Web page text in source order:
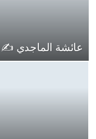
عائشة الماجدي ✍️